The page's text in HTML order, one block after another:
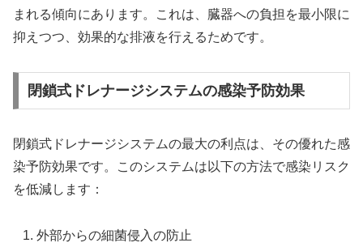
まれる傾向にあります。これは、臓器への負担を最小限に
抑えつつ、効果的な排液を行えるためです。
閉鎖式ドレナージシステムの感染予防効果
閉鎖式ドレナージシステムの最大の利点は、その優れた感
染予防効果です。このシステムは以下の方法で感染リスク
を低減します：
外部からの細菌侵入の防止